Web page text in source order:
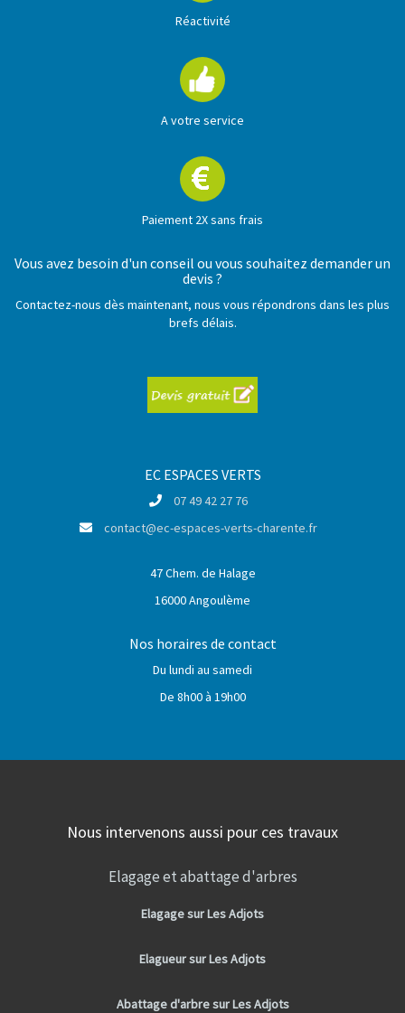
Réactivité
A votre service
Paiement 2X sans frais
Vous avez besoin d'un conseil ou vous souhaitez demander un
devis ?
Contactez-nous dès maintenant, nous vous répondrons dans les plus
brefs délais.
EC ESPACES VERTS
07 49 42 27 76
contact@ec-espaces-verts-charente.fr
47 Chem. de Halage
16000 Angoulème
Nos horaires de contact
Du lundi au samedi
De 8h00 à 19h00
Nous intervenons aussi pour ces travaux
Elagage et abattage d'arbres
Elagage sur Les Adjots
Elagueur sur Les Adjots
Abattage d'arbre sur Les Adjots